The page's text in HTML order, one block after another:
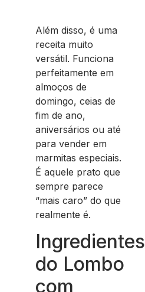
Além disso, é uma
receita muito
versátil. Funciona
perfeitamente em
almoços de
domingo, ceias de
fim de ano,
aniversários ou até
para vender em
marmitas especiais.
É aquele prato que
sempre parece
“mais caro” do que
realmente é.
Ingredientes
do Lombo
com